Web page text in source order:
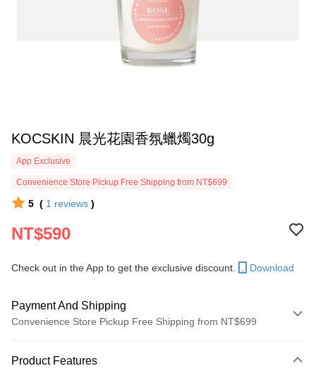
KOCSKIN 晨光花園香氛蠟燭30g
App Exclusive
Convenience Store Pickup Free Shipping from NT$699
5 ( 1 reviews )
NT$590
Check out in the App to get the exclusive discount. Download
Payment And Shipping
Convenience Store Pickup Free Shipping from NT$699
Credit Card (Full Payment)
Product Features